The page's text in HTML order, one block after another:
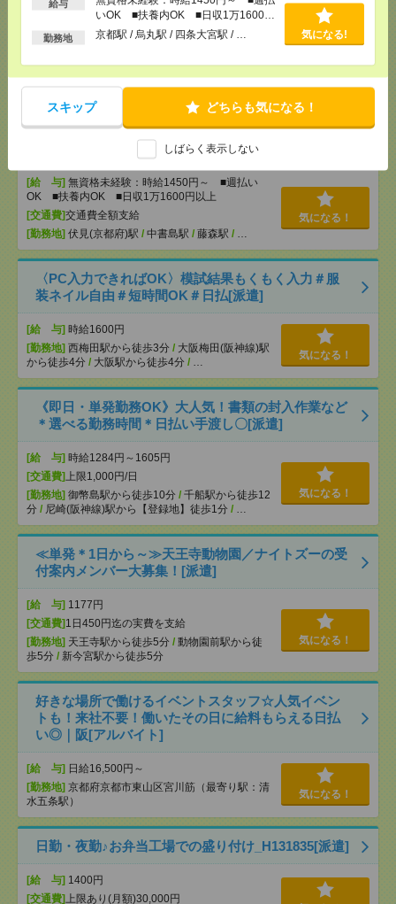
給与
いOK ■扶養内OK ■日収1万1600円
以上
勤務地 京都駅 / 烏丸駅 / 四条大宮駅 / … 気になる!
スキップ どちらも気になる！
しばらく表示しない
[給 与]無資格未経験：時給1450円～ ■週払い
[交通費]交通費全額支給
烏丸駅/四条大宮駅/…
説明会参加で全員に【現金2千円相当プレゼント】生
[給 与] 無資格未経験：時給1450円～ ■週払い
OK ■扶養内OK ■日収1万1600円以上
[交通費]交通費全額支給
[勤務地] 伏見(京都府)駅 / 中書島駅 / 藤森駅 / …
気になる！
〈PC入力できればOK〉模試結果もくもく入力＃服
装ネイル自由＃短時間OK＃日払[派遣]
[給 与] 時給1600円
[勤務地] 西梅田駅から徒歩3分 / 大阪梅田(阪神線)駅
から徒歩4分 / 大阪駅から徒歩4分 / …
気になる！
《即日・単発勤務OK》大人気！書類の封入作業など
＊選べる勤務時間＊日払い手渡し〇[派遣]
[給 与] 時給1284円～1605円
[交通費] 上限1,000円/日
[勤務地] 御幣島駅から徒歩10分 / 千船駅から徒歩12
分 / 尼崎(阪神線)駅から【登録地】徒歩1分 / …
気になる！
≪単発＊1日から～≫天王寺動物園／ナイトズーの受
付案内メンバー大募集！[派遣]
[給 与] 1177円
[交通費] 1日450円迄の実費を支給
[勤務地] 天王寺駅から徒歩5分 / 動物園前駅から徒
歩5分 / 新今宮駅から徒歩5分
気になる！
好きな場所で働けるイベントスタッフ☆人気イベン
トも！来社不要！働いたその日に給料もらえる日払
い◎｜阪[アルバイト]
[給 与] 日給16,500円～
[勤務地] 京都府京都市東山区宮川筋（最寄り駅：清
水五条駅）
気になる！
日勤・夜勤♪お弁当工場での盛り付け_H131835[派遣]
[給 与] 1400円
[交通費] 上限あり(月額)30,000円